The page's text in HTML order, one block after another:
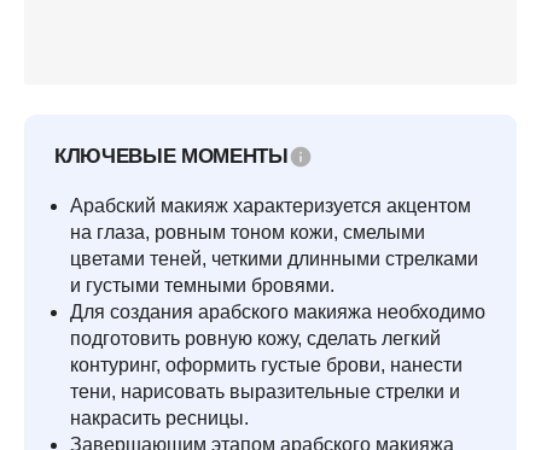
КЛЮЧЕВЫЕ МОМЕНТЫ
Арабский макияж характеризуется акцентом
на глаза, ровным тоном кожи, смелыми
цветами теней, четкими длинными стрелками
и густыми темными бровями.
Для создания арабского макияжа необходимо
подготовить ровную кожу, сделать легкий
контуринг, оформить густые брови, нанести
тени, нарисовать выразительные стрелки и
накрасить ресницы.
Завершающим этапом арабского макияжа